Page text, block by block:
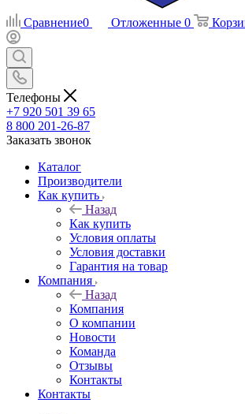
Сравнение0 Отложенные 0
Телефоны
+7 920 501 39 65
8 800 201-26-87
Заказать звонок
Каталог
Производители
Как купить
Назад
Как купить
Условия оплаты
Условия доставки
Гарантия на товар
Компания
Назад
Компания
О компании
Новости
Команда
Отзывы
Контакты
Контакты